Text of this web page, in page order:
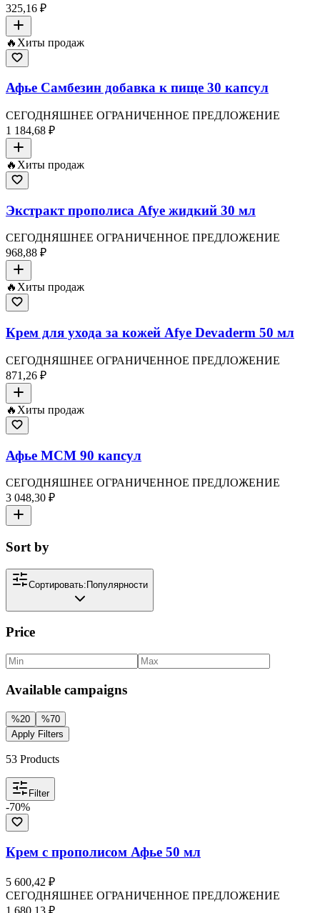
325,16 ₽
🔥 Хиты продаж
Афье Самбезин добавка к пище 30 капсул
СЕГОДНЯШНЕЕ ОГРАНИЧЕННОЕ ПРЕДЛОЖЕНИЕ
1 184,68 ₽
🔥 Хиты продаж
Экстракт прополиса Afye жидкий 30 мл
СЕГОДНЯШНЕЕ ОГРАНИЧЕННОЕ ПРЕДЛОЖЕНИЕ
968,88 ₽
🔥Хиты продаж
Крем для ухода за кожей Afye Devaderm 50 мл
СЕГОДНЯШНЕЕ ОГРАНИЧЕННОЕ ПРЕДЛОЖЕНИЕ
871,26 ₽
🔥 Хиты продаж
Афье МСМ 90 капсул
СЕГОДНЯШНЕЕ ОГРАНИЧЕННОЕ ПРЕДЛОЖЕНИЕ
3 048,30 ₽
Sort by
Сортировать: Популярности
Price
Available campaigns
%20 %70
Apply Filters
53 Products
Filter
-70%
Крем с прополисом Афье 50 мл
5 600,42 ₽
СЕГОДНЯШНЕЕ ОГРАНИЧЕННОЕ ПРЕДЛОЖЕНИЕ
1 680,13 ₽